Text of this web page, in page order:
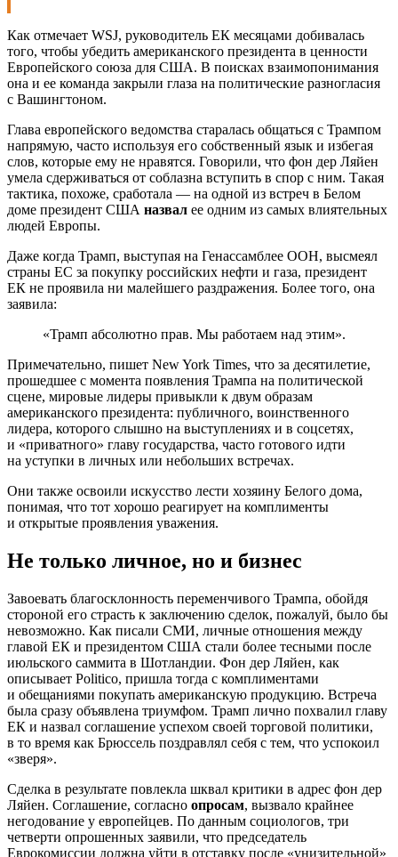
Как отмечает WSJ, руководитель ЕК месяцами добивалась
того, чтобы убедить американского президента в ценности
Европейского союза для США. В поисках взаимопонимания
она и ее команда закрыли глаза на политические разногласия
с Вашингтоном.
Глава европейского ведомства старалась общаться с Трампом
напрямую, часто используя его собственный язык и избегая
слов, которые ему не нравятся. Говорили, что фон дер Ляйен
умела сдерживаться от соблазна вступить в спор с ним. Такая
тактика, похоже, сработала — на одной из встреч в Белом
доме президент США назвал ее одним из самых влиятельных
людей Европы.
Даже когда Трамп, выступая на Генассамблее ООН, высмеял
страны ЕС за покупку российских нефти и газа, президент
ЕК не проявила ни малейшего раздражения. Более того, она
заявила:
«Трамп абсолютно прав. Мы работаем над этим».
Примечательно, пишет New York Times, что за десятилетие,
прошедшее с момента появления Трампа на политической
сцене, мировые лидеры привыкли к двум образам
американского президента: публичного, воинственного
лидера, которого слышно на выступлениях и в соцсетях,
и «приватного» главу государства, часто готового идти
на уступки в личных или небольших встречах.
Они также освоили искусство лести хозяину Белого дома,
понимая, что тот хорошо реагирует на комплименты
и открытые проявления уважения.
Не только личное, но и бизнес
Завоевать благосклонность переменчивого Трампа, обойдя
стороной его страсть к заключению сделок, пожалуй, было бы
невозможно. Как писали СМИ, личные отношения между
главой ЕК и президентом США стали более тесными после
июльского саммита в Шотландии. Фон дер Ляйен, как
описывает Politico, пришла тогда с комплиментами
и обещаниями покупать американскую продукцию. Встреча
была сразу объявлена триумфом. Трамп лично похвалил главу
ЕК и назвал соглашение успехом своей торговой политики,
в то время как Брюссель поздравлял себя с тем, что успокоил
«зверя».
Сделка в результате повлекла шквал критики в адрес фон дер
Ляйен. Соглашение, согласно опросам, вызвало крайнее
негодование у европейцев. По данным социологов, три
четверти опрошенных заявили, что председатель
Еврокомиссии должна уйти в отставку после «унизительной»